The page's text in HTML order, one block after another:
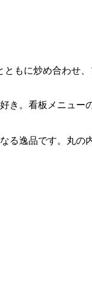
もに炒め合わせ
き。看板メニュー
る逸品です。丸の